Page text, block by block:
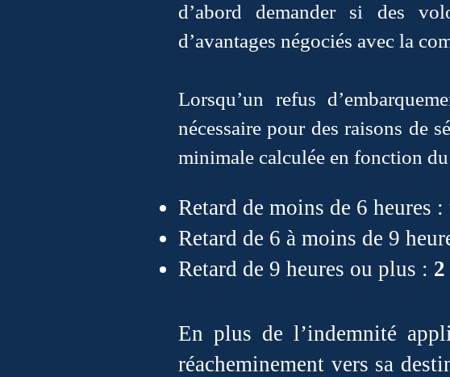
d’abord demander si des
d’avantages négociés avec la
Lorsqu’un refus
nécessaire pour des raisons de
minimale calculée en fonction
Retard de moins de 6 heures :
Retard de 6 à moins de 9
Retard de 9 heures ou plus :
En plus de l’indemnité
réacheminement vers sa